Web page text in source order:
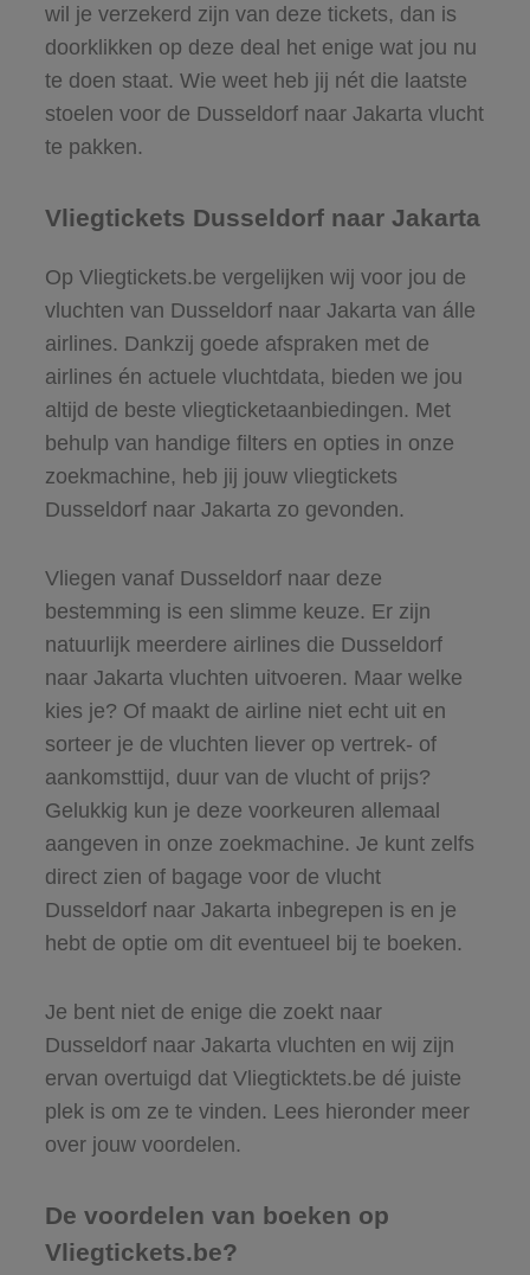
wil je verzekerd zijn van deze tickets, dan is
doorklikken op deze deal het enige wat jou nu
te doen staat. Wie weet heb jij nét die laatste
stoelen voor de Dusseldorf naar Jakarta vlucht
te pakken.
Vliegtickets Dusseldorf naar Jakarta
Op Vliegtickets.be vergelijken wij voor jou de
vluchten van Dusseldorf naar Jakarta van álle
airlines. Dankzij goede afspraken met de
airlines én actuele vluchtdata, bieden we jou
altijd de beste vliegticketaanbiedingen. Met
behulp van handige filters en opties in onze
zoekmachine, heb jij jouw vliegtickets
Dusseldorf naar Jakarta zo gevonden.
Vliegen vanaf Dusseldorf naar deze
bestemming is een slimme keuze. Er zijn
natuurlijk meerdere airlines die Dusseldorf
naar Jakarta vluchten uitvoeren. Maar welke
kies je? Of maakt de airline niet echt uit en
sorteer je de vluchten liever op vertrek- of
aankomsttijd, duur van de vlucht of prijs?
Gelukkig kun je deze voorkeuren allemaal
aangeven in onze zoekmachine. Je kunt zelfs
direct zien of bagage voor de vlucht
Dusseldorf naar Jakarta inbegrepen is en je
hebt de optie om dit eventueel bij te boeken.
Je bent niet de enige die zoekt naar
Dusseldorf naar Jakarta vluchten en wij zijn
ervan overtuigd dat Vliegticktets.be dé juiste
plek is om ze te vinden. Lees hieronder meer
over jouw voordelen.
De voordelen van boeken op
Vliegtickets.be?